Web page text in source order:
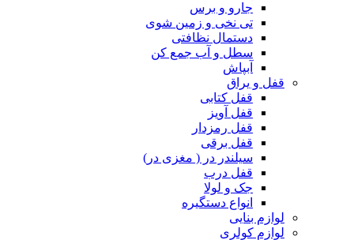
جارو و برس
تی نخی و زمین شوی
دستمال نظافتی
سطل و آب جمع کن
آبپاش
قفل و یراق
قفل کتابی
قفل آویز
قفل رمزدار
قفل برقی
سیلندر در ( مغزی در)
قفل درب
جک و لولا
انواع دستگیره
لوازم بنایی
لوازم کولری